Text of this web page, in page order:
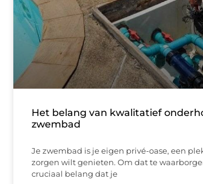
Het belang van kwalitatief
zwembad
Je zwembad is je eigen privé-oase, een
zorgen wilt genieten. Om dat te
cruciaal belang dat je